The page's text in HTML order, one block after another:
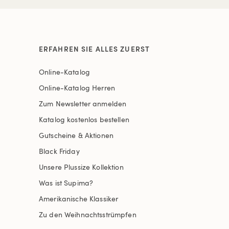
ERFAHREN SIE ALLES ZUERST
Online-Katalog
Online-Katalog Herren
Zum Newsletter anmelden
Katalog kostenlos bestellen
Gutscheine & Aktionen
Black Friday
Unsere Plussize Kollektion
Was ist Supima?
Amerikanische Klassiker
Zu den Weihnachtsstrümpfen